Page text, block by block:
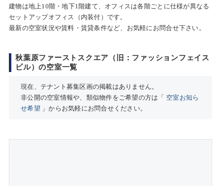
建物は地上10階・地下1階建て、オフィスは各階ごとに仕様が異なる
セットアップオフィス（内装付）です。
最新の空室状況や賃料・賃貸条件など、お気軽にお問合せ下さい。
秋葉原ファーストスクエア（旧：ファッションフェイス
ビル）の空室一覧
現在、テナント募集区画の掲載はありません。
非公開の空室情報や、類似物件をご希望の方は「 空室お知ら
せ希望 」からお気軽にお問合せください。